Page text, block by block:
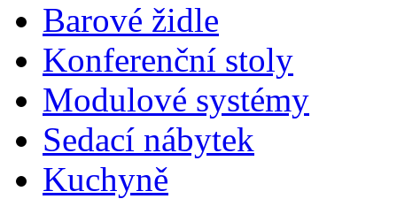
Barové židle
Konferenční stoly
Modulové systémy
Sedací nábytek
Kuchyně